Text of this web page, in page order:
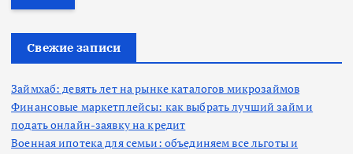
т
Свежие записи
Займхаб: девять лет на рынке каталогов микрозаймов
Финансовые маркетплейсы: как выбрать лучший займ и
подать онлайн-заявку на кредит
Военная ипотека для семьи: объединяем все льготы и